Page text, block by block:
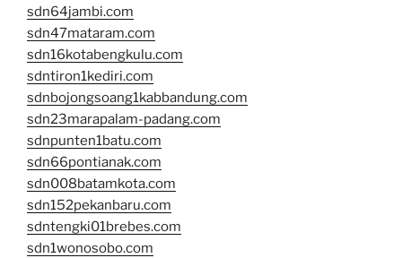
sdn64jambi.com
sdn47mataram.com
sdn16kotabengkulu.com
sdntiron1kediri.com
sdnbojongsoang1kabbandung.com
sdn23marapalam-padang.com
sdnpunten1batu.com
sdn66pontianak.com
sdn008batamkota.com
sdn152pekanbaru.com
sdntengki01brebes.com
sdn1wonosobo.com